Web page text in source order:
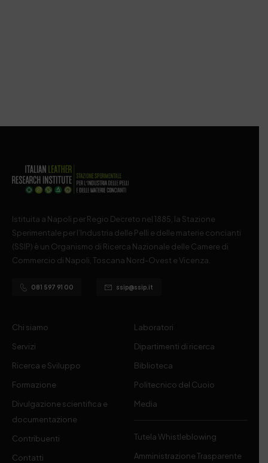
Istituita a Napoli per Regio Decreto nel 1885, la Stazione
Sperimentale per l’Industria delle Pelli e delle materie concianti
(SSIP) è un Organismo di Ricerca Nazionale delle Camere di
Commercio di Napoli, Toscana Nord-Ovest e Vicenza.
081 597 91 00 ssip@ssip.it
Chi siamo
Servizi
Ricerca e Sviluppo
Formazione
Divulgazione scientifica e
documentazione
Contribuenti
Contatti
Laboratori
Dipartimenti di ricerca
Biblioteca
Politecnico del Cuoio
Media
Tutela Whistleblowing
Amministrazione Trasparente